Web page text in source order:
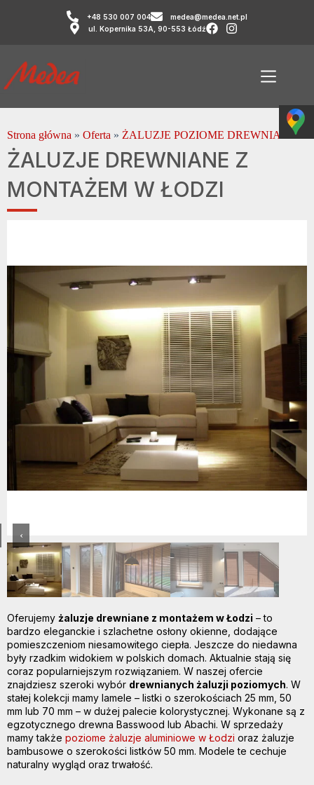
+48 530 007 004
medea@medea.net.pl
ul. Kopernika 53A, 90-553 Łódź
Strona główna » Oferta » ŻALUZJE POZIOME DREWNIANE
ŻALUZJE DREWNIANE Z
MONTAŻEM W ŁODZI
‹
Oferujemy żaluzje drewniane z montażem w Łodzi – to
bardzo eleganckie i szlachetne osłony okienne, dodające
pomieszczeniom niesamowitego ciepła. Jeszcze do niedawna
były rzadkim widokiem w polskich domach. Aktualnie stają się
coraz popularniejszym rozwiązaniem. W naszej ofercie
znajdziesz szeroki wybór drewnianych żaluzji poziomych. W
stałej kolekcji mamy lamele – listki o szerokościach 25 mm, 50
mm lub 70 mm – w dużej palecie kolorystycznej. Wykonane są z
egzotycznego drewna Basswood lub Abachi. W sprzedaży
mamy także poziome żaluzje aluminiowe w Łodzi oraz żaluzje
bambusowe o szerokości listków 50 mm. Modele te cechuje
naturalny wygląd oraz trwałość.